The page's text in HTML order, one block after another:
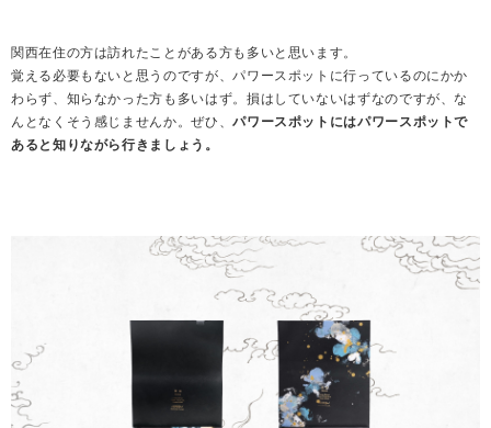
関西在住の方は訪れたことがある方も多いと思います。
覚える必要もないと思うのですが、パワースポットに行っているのにかか
わらず、知らなかった方も多いはず。損はしていないはずなのですが、な
んとなくそう感じませんか。ぜひ、パワースポットにはパワースポットで
あると知りながら行きましょう。